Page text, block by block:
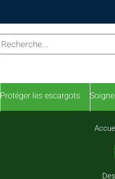
Protéger les escargots